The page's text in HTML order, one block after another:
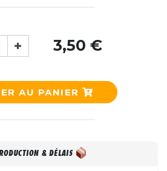
3,50 €
AU PANIER
& DÉLAIS